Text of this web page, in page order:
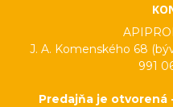
J. A. Komenského 68
991
Predajňa je otvorená